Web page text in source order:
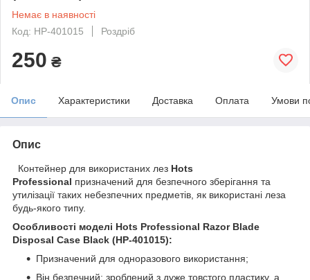
Немає в наявності
Код: HP-401015
Роздріб
250 ₴
Опис Характеристики Доставка Оплата Умови
Опис
Контейнер для використаних лез Hots
Professional призначений для безпечного зберігання та
утилізації таких небезпечних предметів, як використані леза
будь-якого типу.
Особливості моделі Hots Professional Razor Blade
Disposal Case Black (HP-401015):
Призначений для одноразового використання;
Він безпечний: зроблений з дуже товстого пластику, а